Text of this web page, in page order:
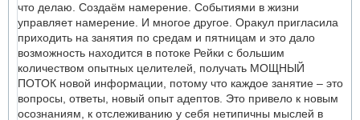
что делаю. Создаём намерение. Событиями в жизни
управляет намерение. И многое другое. Оракул пригласила
приходить на занятия по средам и пятницам и это дало
возможность находится в потоке Рейки с большим
количеством опытных целителей, получать МОЩНЫЙ
ПОТОК новой информации, потому что каждое занятие – это
вопросы, ответы, новый опыт адептов. Это привело к новым
осознаниям, к отслеживанию у себя нетипичны мыслей в